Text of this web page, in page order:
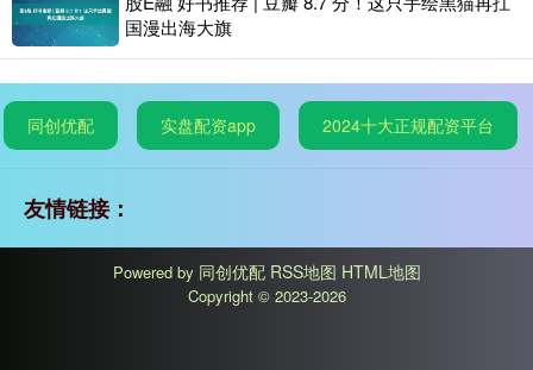
国漫出海大旗
同创优配 实盘配资app 2024十大正规配资平台
友情链接：
Powered by 同创优配 RSS地图 HTML地图
Copyright © 2023-2026